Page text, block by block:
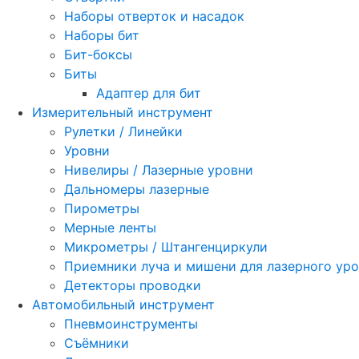
Наборы отверток и насадок
Наборы бит
Бит-боксы
Биты
Адаптер для бит
Измерительный инструмент
Рулетки / Линейки
Уровни
Нивелиры / Лазерные уровни
Дальномеры лазерные
Пирометры
Мерные ленты
Микрометры / Штангенциркули
Приемники луча и мишени для лазерного
Детекторы проводки
Автомобильный инструмент
Пневмоинструменты
Съёмники